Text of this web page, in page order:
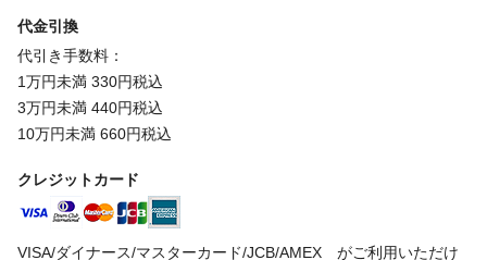
代金引換
代引き手数料：
1万円未満 330円税込
3万円未満 440円税込
10万円未満 660円税込
クレジットカード
VISA/ダイナース/マスターカード/JCB/AMEX がご利用いただけ